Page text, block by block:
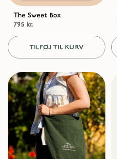
The Sweet Box
795 kr.
TILFØJ TIL KURV